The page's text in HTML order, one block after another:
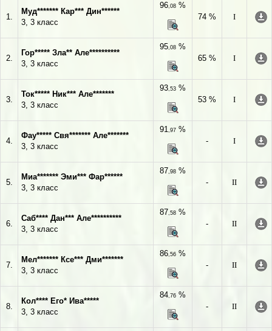
1.
Муд******* Кар*** Дин******
3, 3 класс
96,08 %
74 %
I
2.
Гор***** Зла** Але**********
3, 3 класс
95,08 %
65 %
I
3.
Ток***** Ник*** Але*******
3, 3 класс
93,53 %
53 %
I
4.
Фау***** Свя******* Але*******
3, 3 класс
91,97 %
-
I
5.
Миа******* Эми*** Фар******
3, 3 класс
87,98 %
-
II
6.
Саб**** Дан*** Але**********
3, 3 класс
87,58 %
-
II
7.
Мел******* Ксе*** Дми*******
3, 3 класс
86,56 %
-
II
8.
Кол**** Его* Ива*****
3, 3 класс
84,76 %
-
II